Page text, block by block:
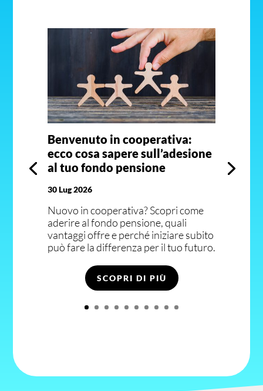
Benvenuto in cooperativa:
ecco cosa sapere sull’adesione
al tuo fondo pensione
30 Lug 2026
Nuovo in cooperativa? Scopri come
aderire al fondo pensione, quali
vantaggi offre e perché iniziare subito
può fare la differenza per il tuo futuro.
SCOPRI DI PIÙ